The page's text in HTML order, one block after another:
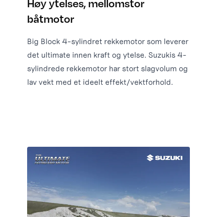
Høy ytelses, mellomstor
båtmotor
Big Block 4-sylindret rekkemotor som leverer
det ultimate innen kraft og ytelse. Suzukis 4-
sylindrede rekkemotor har stort slagvolum og
lav vekt med et ideelt effekt/vektforhold.